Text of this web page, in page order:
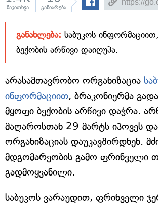
წაკითხვა გაზიარება
განახლება: საბუკოს
ბექობის არწივი დაიღუპა.
არასამთავრობო ორგანიზაცია
ინფორმაციით, ბრაკონიერმა
მყოფი ბექობის არწივი დაჭრა.
მაღაროსთან 29 მარტს იპოვეს და
ორგანიზაციას დაუკავშირდნენ.
მდგომარეობის გამო ფრინველი
გადმოყვანილი.
საბუკოს ვარაუდით, ფრინველი